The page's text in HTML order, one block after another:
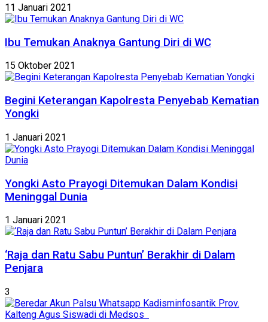
11 Januari 2021
Ibu Temukan Anaknya Gantung Diri di WC
15 Oktober 2021
Begini Keterangan Kapolresta Penyebab Kematian
Yongki
1 Januari 2021
Yongki Asto Prayogi Ditemukan Dalam Kondisi
Meninggal Dunia
1 Januari 2021
‘Raja dan Ratu Sabu Puntun’ Berakhir di Dalam
Penjara
3